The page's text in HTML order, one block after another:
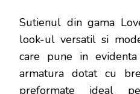
Sutienul din gama
look-ul versatil si
care pune in
armatura dotat cu
preformate ideal